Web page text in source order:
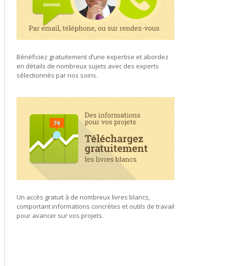
Bénéficiez gratuitement d’une expertise et abordez
en détails de nombreux sujets avec des experts
sélectionnés par nos soins.
Un accès gratuit à de nombreux livres blancs,
comportant informations concrètes et outils de travail
pour avancer sur vos projets.